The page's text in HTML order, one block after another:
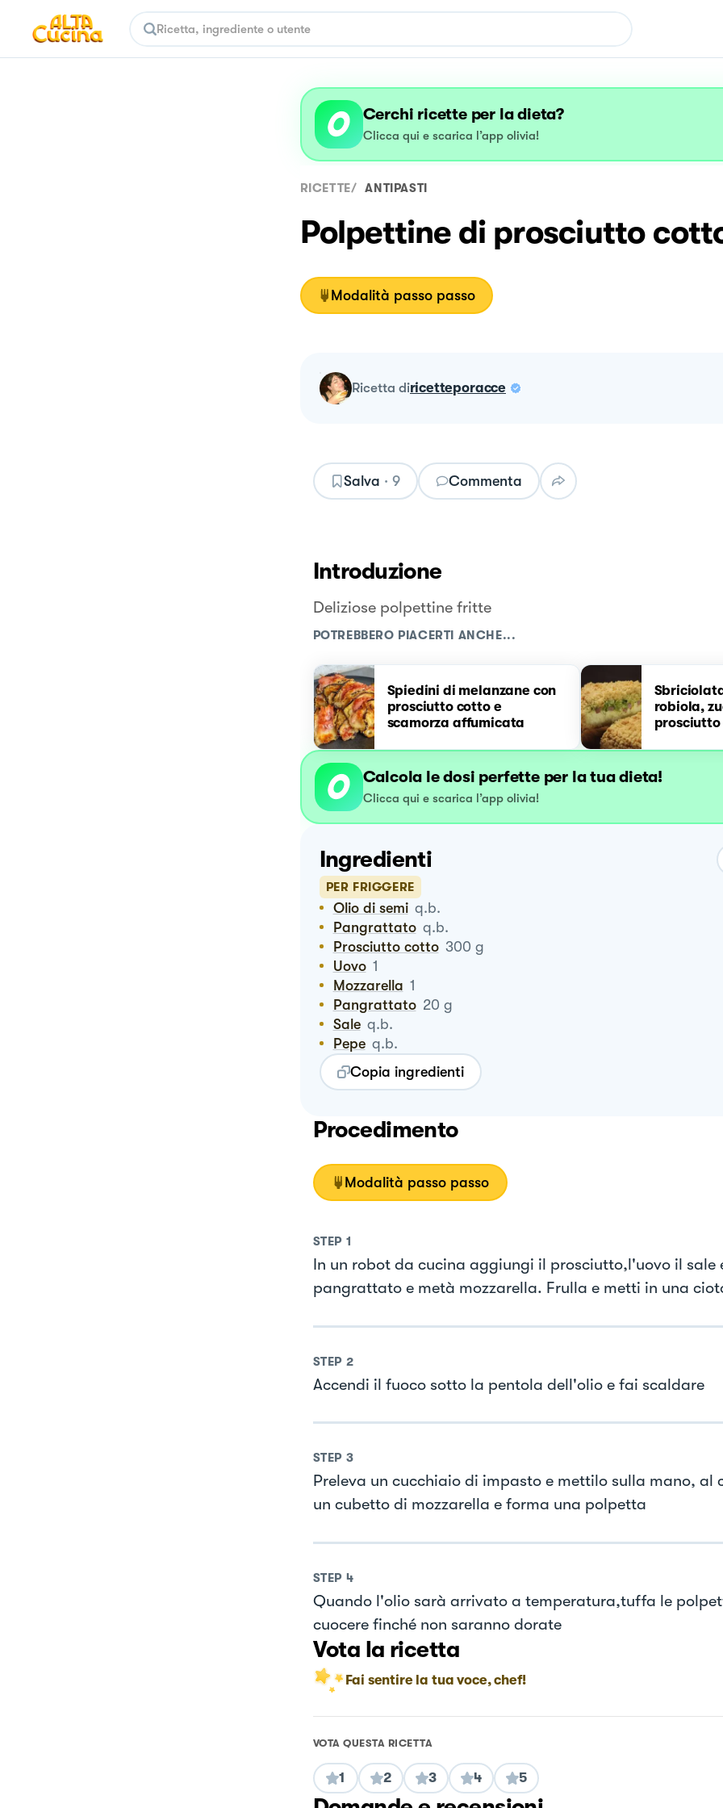
Cerchi ricette per la dieta?
Clicca qui e scarica l’app olivia!
RICETTE/ ANTIPASTI
Polpettine di prosciutto
Modalità passo passo
ricetta diricetteporacce
Salva · 9 Commenta
Introduzione
Deliziose polpettine fritte
POTREBBERO PIACERTI ANCHE...
Spiedini di melanzane con
prosciutto cotto e
scamorza affumicata
robiola,
Calcola le dosi perfette per la tua dieta!
Clicca qui e scarica l’app olivia!
Ingredienti
PER FRIGGERE
Olio di semi q.b.
Pangrattato q.b.
Prosciutto cotto 300 g
Uovo 1
Mozzarella 1
Pangrattato 20 g
Sale q.b.
Pepe q.b.
Copia ingredienti
Procedimento
Modalità passo passo
STEP 1
In un robot da cucina aggiungi il prosciutto,l'uovo il sale
pangrattato e metà mozzarella. Frulla e metti in una
STEP 2
Accendi il fuoco sotto la pentola dell'olio e fai scaldare
STEP 3
Preleva un cucchiaio di impasto e mettilo sulla mano, al
un cubetto di mozzarella e forma una polpetta
STEP 4
Quando l'olio sarà arrivato a temperatura,tuffa le
cuocere finché non saranno dorate
Vota la ricetta
Fai sentire la tua voce, chef!
VOTA QUESTA RICETTA
1 2 3 4 5